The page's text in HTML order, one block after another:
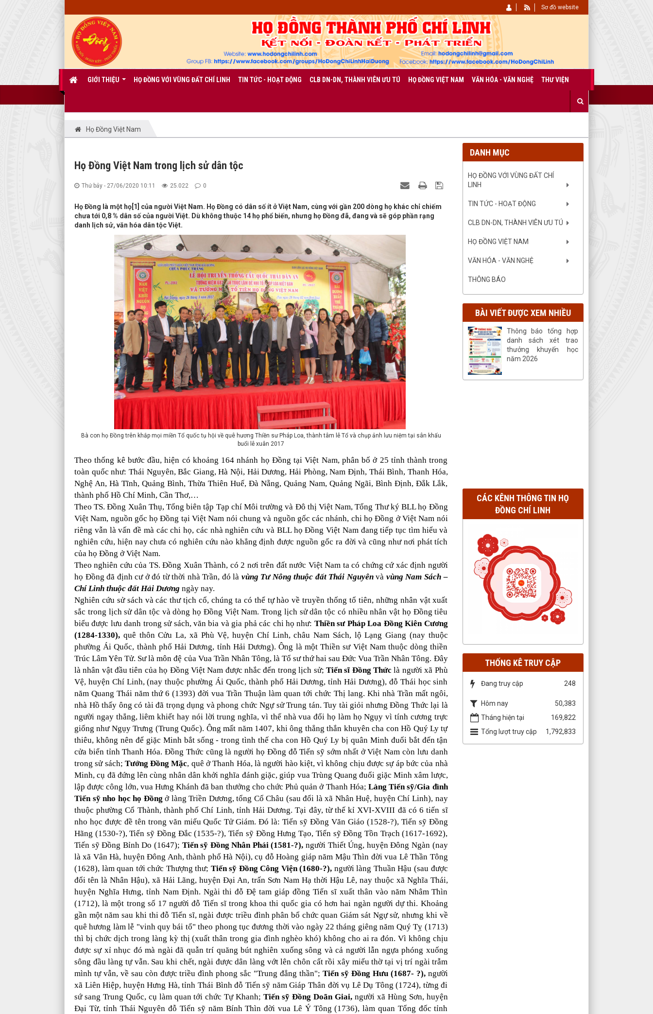
GIỚI THIỆU HỌ ĐỒNG VỚI VÙNG ĐẤT CHÍ LINH TIN TỨC - HOẠT ĐỘNG CLB DN-DN, THÀNH VIÊN ƯU TÚ HỌ ĐỒNG VIỆT NAM VĂN HÓA - VĂN NGHỆ THƯ VIỆN
Sơ đồ website
Họ Đồng Việt Nam
Họ Đồng Việt Nam trong lịch sử dân tộc
Thứ bảy - 27/06/2020 10:11 25.022 0
Họ Đồng là một họ[1] của người Việt Nam. Họ Đồng có dân số ít ở Việt Nam, cùng với gần 200 dòng họ khác chỉ chiếm
chưa tới 0,8 % dân số của người Việt. Dù không thuộc 14 họ phổ biến, nhưng họ Đồng đã, đang và sẽ góp phần rạng
danh lịch sử, văn hóa dân tộc Việt.
Bà con họ Đồng trên khắp mọi miền Tổ quốc tụ hội về quê hương Thiền sư Pháp Loa, thành tâm lễ Tổ và chụp ảnh lưu niệm tại sân khấu
buổi lễ xuân 2017
Theo thống kê bước đầu, hiện có khoảng 164 nhánh họ Đồng tại Việt Nam, phân bố ở 25 tỉnh thành trong
toàn quốc như: Thái Nguyên, Bắc Giang, Hà Nội, Hải Dương, Hải Phòng, Nam Định, Thái Bình, Thanh Hóa,
Nghệ An, Hà Tĩnh, Quảng Bình, Thừa Thiên Huế, Đà Nẵng, Quảng Nam, Quảng Ngãi, Bình Định, Đắk Lắk,
thành phố Hồ Chí Minh, Cần Thơ,…
Theo TS. Đồng Xuân Thụ, Tổng biên tập Tạp chí Môi trường và Đô thị Việt Nam, Tổng Thư ký BLL họ Đồng
Việt Nam, nguồn gốc họ Đồng tại Việt Nam nói chung và nguồn gốc các nhánh, chi họ Đồng ở Việt Nam nói
riêng vẫn là vấn đề mà các chi họ, các nhà nghiên cứu và BLL họ Đồng Việt Nam đang tiếp tục tìm hiểu và
nghiên cứu, hiện nay chưa có nghiên cứu nào khẳng định được nguồn gốc ra đời và cũng như nơi phát tích
của họ Đồng ở Việt Nam.
Theo nghiên cứu của TS. Đồng Xuân Thành, có 2 nơi trên đất nước Việt Nam ta có chứng cứ xác định người
họ Đồng đã định cư ở đó từ thời nhà Trần, đó là vùng Tư Nông thuộc đất Thái Nguyênvà vùng Nam Sách –
Chí Linh thuộc đất Hải Dương ngày nay.
Nghiên cứu sử sách và các thư tịch cổ, chúng ta có thể tự hào về truyền thống tổ tiên, những nhân vật xuất
sắc trong lịch sử dân tộc và dòng họ Đồng Việt Nam. Trong lịch sử dân tộc có nhiều nhân vật họ Đồng tiêu
biểu được lưu danh trong sử sách, văn bia và gia phả các chi họ như: Thiền sư Pháp Loa Đồng Kiên Cương
(1284-1330), quê thôn Cửu La, xã Phù Vệ, huyện Chí Linh, châu Nam Sách, lộ Lạng Giang (nay thuộc
phường Ái Quốc, thành phố Hải Dương, tỉnh Hải Dương). Ông là một Thiền sư Việt Nam thuộc dòng thiền
Trúc Lâm Yên Tử. Sư là môn đệ của Vua Trần Nhân Tông, là Tổ sư thứ hai sau Đức Vua Trần Nhân Tông. Đây
là nhân vật đầu tiên của họ Đồng Việt Nam được nhắc đến trong lịch sử; Tiến sĩ Đồng Thức là người xã Phù
Vệ, huyện Chí Linh, (nay thuộc phường Ái Quốc, thành phố Hải Dương, tỉnh Hải Dương), đỗ Thái học sinh
năm Quang Thái năm thứ 6 (1393) đời vua Trần Thuận làm quan tới chức Thị lang. Khi nhà Trần mất ngôi,
nhà Hồ thấy ông có tài đã trọng dụng và phong chức Ngự sử Trung tán. Tuy tài giỏi nhưng Đồng Thức lại là
người ngay thẳng, liêm khiết hay nói lời trung nghĩa, vì thế nhà vua đổi họ làm họ Ngụy vì tính cương trực
giống như Ngụy Trưng (Trung Quốc). Ông mất năm 1407, khi ông thẳng thắn khuyên cha con Hồ Quý Ly tự
thiêu, không nên để giặc Minh bắt sống - trong tình thế cha con Hồ Quý Ly bị quân Minh đuổi bắt đến tận
cửa biển tỉnh Thanh Hóa. Đồng Thức cũng là người họ Đồng đỗ Tiến sỹ sớm nhất ở Việt Nam còn lưu danh
trong sử sách; Tướng Đồng Mặc, quê ở Thanh Hóa, là người hào kiệt, vì không chịu được sự áp bức của nhà
Minh, cụ đã đứng lên cùng nhân dân khởi nghĩa đánh giặc, giúp vua Trùng Quang đuổi giặc Minh xâm lược,
lập được công lớn, vua Hưng Khánh đã ban thưởng cho chức Phủ quản ở Thanh Hóa; Làng Tiến sỹ/Gia đình
Tiến sỹ nho học họ Đồng ở làng Triền Dương, tổng Cổ Châu (sau đổi là xã Nhân Huệ, huyện Chí Linh), nay
thuộc phường Cổ Thành, thành phố Chí Linh, tỉnh Hải Dương. Tại đây, từ thế kỉ XVI-XVIII đã có 6 tiến sĩ
nho học được đề tên trong văn miếu Quốc Tử Giám. Đó là: Tiến sỹ Đồng Văn Giáo (1528-?), Tiến sỹ Đồng
Hãng (1530-?), Tiến sỹ Đồng Đắc (1535-?), Tiến sỹ Đồng Hưng Tạo, Tiến sỹ Đồng Tồn Trạch (1617-1692),
Tiến sỹ Đồng Bỉnh Do (1647); Tiến sỹ Đồng Nhân Phái (1581-?), người Thiết Úng, huyện Đông Ngàn (nay
là xã Vân Hà, huyện Đông Anh, thành phố Hà Nội), cụ đỗ Hoàng giáp năm Mậu Thìn đời vua Lê Thần Tông
(1628), làm quan tới chức Thượng thư; Tiến sỹ Đồng Công Viện (1680-?), người làng Thuần Hậu (sau được
đổi tên là Nhân Hậu), xã Hải Lãng, huyện Đại An, trấn Sơn Nam Hạ thời Hậu Lê, nay thuộc xã Nghĩa Thái,
huyện Nghĩa Hưng, tỉnh Nam Định. Ngài thi đỗ Đệ tam giáp đồng Tiến sĩ xuất thân vào năm Nhâm Thìn
(1712), là một trong số 17 người đỗ Tiến sĩ trong khoa thi quốc gia có hơn hai ngàn người dự thi. Khoảng
gần một năm sau khi thi đỗ Tiến sĩ, ngài được triều đình phân bổ chức quan Giám sát Ngự sử, nhưng khi về
quê hương làm lễ "vinh quy bái tổ" theo phong tục đương thời vào ngày 22 tháng giêng năm Quý Tỵ (1713)
thì bị chức dịch trong làng kỳ thị (xuất thân trong gia đình nghèo khó) không cho ai ra đón. Vì không chịu
được sự xỉ nhục đó mà ngài đã quẫn trí quăng bút nghiên xuống sông và cả người lẫn ngựa phóng xuống
sông đầu làng tự vẫn. Sau khi chết, ngài được dân làng vớt lên chôn cất rồi xây miếu thờ tại vị trí ngài trẫm
mình tự vẫn, về sau còn được triều đình phong sắc "Trung đẳng thần"; Tiến sỹ Đồng Hưu (1687- ?),người
xã Liên Hiệp, huyện Hưng Hà, tỉnh Thái Bình đỗ Tiến sỹ năm Giáp Thân đời vụ Lê Dụ Tông (1724), từng đi
sứ sang Trung Quốc, cụ làm quan tới chức Tự Khanh;Tiến sỹ Đồng Doãn Giai,người xã Hùng Sơn, huyện
Đại Từ, tỉnh Thái Nguyên đỗ Tiến sỹ năm Bính Thìn đời vua Lê Ý Tông (1736), làm quan Tổng đốc tỉnh
DANH MỤC
HỌ ĐỒNG VỚI VÙNG ĐẤT CHÍ
LINH
TIN TỨC - HOẠT ĐỘNG
CLB DN-DN, THÀNH VIÊN ƯU TÚ
HỌ ĐỒNG VIỆT NAM
VĂN HÓA - VĂN NGHỆ
THÔNG BÁO
BÀI VIẾT ĐƯỢC XEM NHIỀU
Thông báo tổng hợp
danh sách xét trao
thưởng khuyến học
năm 2026
CÁC KÊNH THÔNG TIN HỌ
ĐỒNG CHÍ LINH
THỐNG KÊ TRUY CẬP
Đang truy cập 248
Hôm nay
50,383
Tháng hiện tại
169,822
Tổng lượt truy cập
1,792,833